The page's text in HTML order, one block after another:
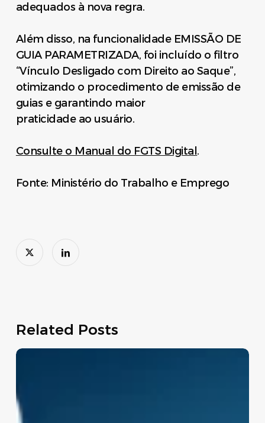
adequados à nova regra.
Além disso, na funcionalidade EMISSÃO DE
GUIA PARAMETRIZADA, foi incluído o filtro
“Vínculo Desligado com Direito ao Saque”,
otimizando o procedimento de emissão de
guias e garantindo maior
praticidade ao usuário.
Consulte o Manual do FGTS Digital .
Fonte: Ministério do Trabalho e Emprego
Related Posts
Move
de
crédito